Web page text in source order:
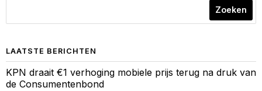
Zoeken
LAATSTE BERICHTEN
KPN draait €1 verhoging mobiele prijs terug na druk van
de Consumentenbond